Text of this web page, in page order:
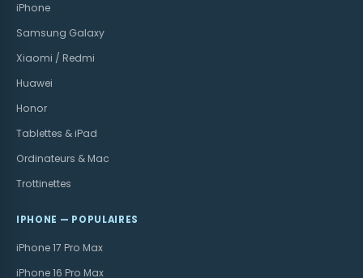
iPhone
Samsung Galaxy
Xiaomi / Redmi
Huawei
Honor
Tablettes & iPad
Ordinateurs & Mac
Trottinettes
IPHONE — POPULAIRES
iPhone 17 Pro Max
iPhone 16 Pro Max